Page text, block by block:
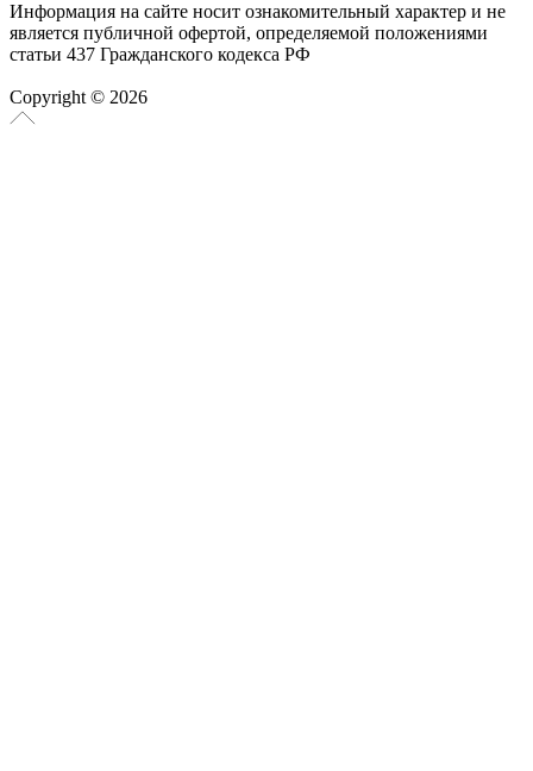
Информация на сайте носит ознакомительный характер и не
является публичной офертой, определяемой положениями
статьи 437 Гражданского кодекса РФ
Copyright © 2026